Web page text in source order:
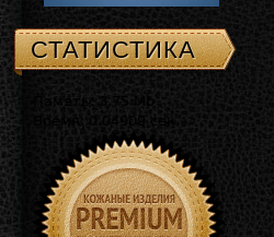
СТАТИСТИКА
Память: 3.75 Mb
Время: 0.04909 сек.